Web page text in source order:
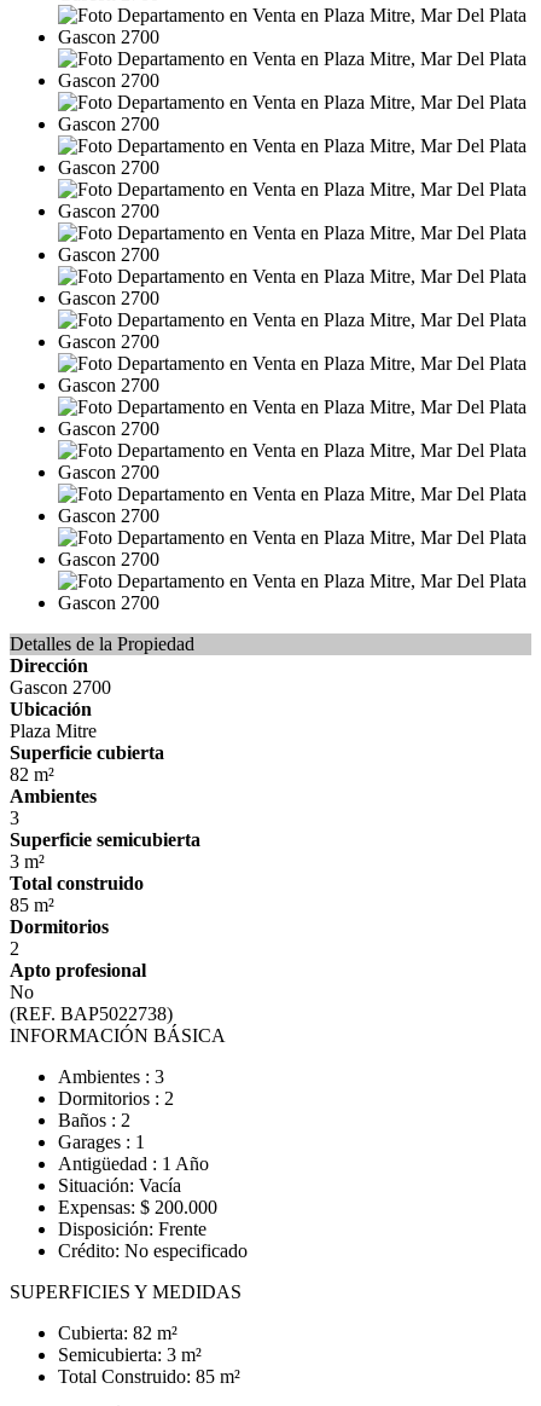
Detalles de la Propiedad
Dirección
Gascon 2700
Ubicación
Plaza Mitre
Superficie cubierta
82 m²
Ambientes
3
Superficie semicubierta
3 m²
Total construido
85 m²
Dormitorios
2
Apto profesional
No
(REF. BAP5022738)
INFORMACIÓN BÁSICA
Ambientes : 3
Dormitorios : 2
Baños : 2
Garages : 1
Antigüedad : 1 Año
Situación: Vacía
Expensas: $ 200.000
Disposición: Frente
Crédito: No especificado
SUPERFICIES Y MEDIDAS
Cubierta: 82 m²
Semicubierta: 3 m²
Total Construido: 85 m²